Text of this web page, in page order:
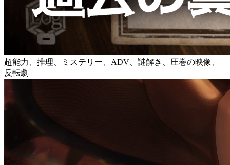
超能力、推理、ミステリー、ADV、謎解き、圧巻の映像、
反転劇